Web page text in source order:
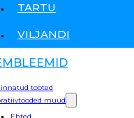
TARTU
VILJANDI
tooted
muud